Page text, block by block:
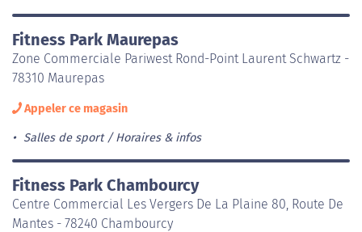
Fitness Park Maurepas
Zone Commerciale Pariwest Rond-Point Laurent Schwartz -
78310 Maurepas
Appeler ce magasin
Salles de sport Horaires & infos
Fitness Park Chambourcy
Centre Commercial Les Vergers De La Plaine 80, Route De
Mantes - 78240 Chambourcy